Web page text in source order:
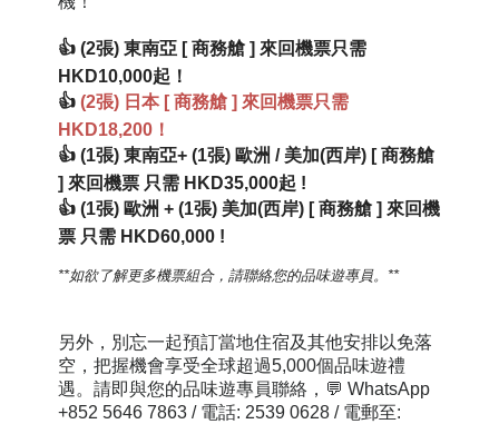
👍 (2張) 東南亞 [ 商務艙 ] 來回機票只需
HKD10,000起！
👍(2張) 日本 [ 商務艙 ] 來回機票只需
HKD18,200！
👍 (1張) 東南亞+ (1張) 歐洲 / 美加(西岸) [ 商務艙
] 來回機票 只需 HKD35,000起 !
👍 (1張) 歐洲 + (1張) 美加(西岸) [ 商務艙 ] 來回機
票 只需 HKD60,000 !
**如欲了解更多機票組合，請聯絡您的品味遊專員。**
另外， 別忘一起預訂當地住宿及其他安排以免落
空，把握機會享受全球超過5,000個品味遊禮
遇。請即與您的品味遊專員聯絡，💬 WhatsApp
+852 5646 7863 / 電話: 2539 0628 / 電郵至: